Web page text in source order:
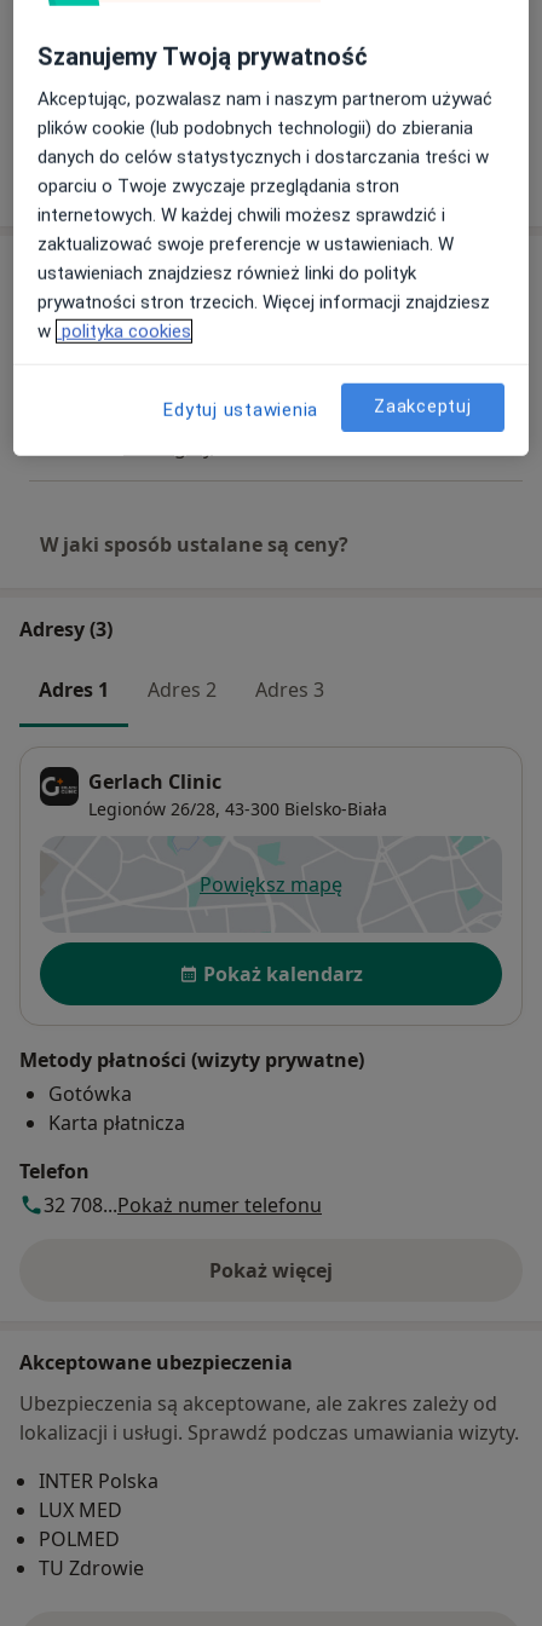
Zobacz galerię (1)
Pokaż więcejo doświadczeniu
Usługi i ceny
Konsultacja laryngologiczna
Od 300 zł Szczegóły
Konsultacja laryngologa dziecięcego
W jaki sposób ustalane są ceny?
Adresy (3)
Adres 1 Adres 2 Adres 3
Gerlach Clinic
Legionów 26/28, 43-300 Bielsko-Biała
Powiększ mapęotwiera się w nowej karcie
Dostępność
Pokaż kalendarz
Metody płatności (wizyty prywatne)
Gotówka
Karta płatnicza
Telefon
32 708...Pokaż numer telefonu
Pokaż więcej
o adresie
Akceptowane ubezpieczenia
Ubezpieczenia są akceptowane, ale zakres zależy od
lokalizacji i usługi. Sprawdź podczas umawiania wizyty.
INTER Polska
LUX MED
POLMED
TU Zdrowie
Szanujemy Twoją prywatność
Akceptując, pozwalasz nam i naszym partnerom używać
plików cookie (lub podobnych technologii) do zbierania
danych do celów statystycznych i dostarczania treści w
oparciu o Twoje zwyczaje przeglądania stron
internetowych. W każdej chwili możesz sprawdzić i
zaktualizować swoje preferencje w ustawieniach. W
ustawieniach znajdziesz również linki do polityk
prywatności stron trzecich. Więcej informacji znajdziesz
w polityka cookies
Edytuj ustawienia Zaakceptuj